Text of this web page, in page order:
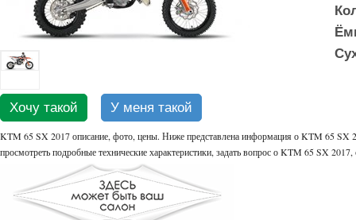
Хочу такой У меня такой
KTM 65 SX 2017 описание, фото, цены. Ниже представлена информация о KTM 65 SX
просмотреть подробные технические характеристики, задать вопрос о KTM 65 SX